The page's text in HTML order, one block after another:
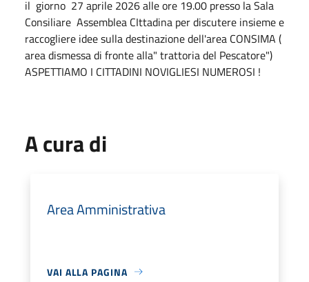
il giorno 27 aprile 2026 alle ore 19.00 presso la Sala
Consiliare Assemblea CIttadina per discutere insieme e
raccogliere idee sulla destinazione dell'area CONSIMA (
area dismessa di fronte alla" trattoria del Pescatore")
ASPETTIAMO I CITTADINI NOVIGLIESI NUMEROSI !
A cura di
Area Amministrativa
VAI ALLA PAGINA